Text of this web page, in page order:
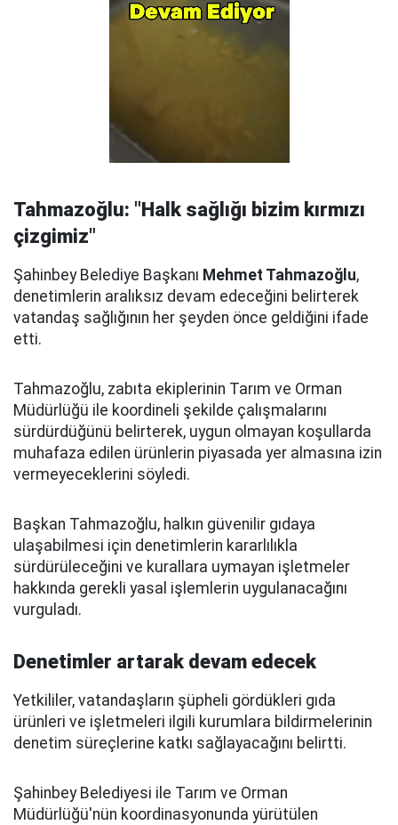
Tahmazoğlu: "Halk sağlığı bizim kırmızı
çizgimiz"
Şahinbey Belediye Başkanı Mehmet Tahmazoğlu,
denetimlerin aralıksız devam edeceğini belirterek
vatandaş sağlığının her şeyden önce geldiğini ifade
etti.
Tahmazoğlu, zabıta ekiplerinin Tarım ve Orman
Müdürlüğü ile koordineli şekilde çalışmalarını
sürdürdüğünü belirterek, uygun olmayan koşullarda
muhafaza edilen ürünlerin piyasada yer almasına izin
vermeyeceklerini söyledi.
Başkan Tahmazoğlu, halkın güvenilir gıdaya
ulaşabilmesi için denetimlerin kararlılıkla
sürdürüleceğini ve kurallara uymayan işletmeler
hakkında gerekli yasal işlemlerin uygulanacağını
vurguladı.
Denetimler artarak devam edecek
Yetkililer, vatandaşların şüpheli gördükleri gıda
ürünleri ve işletmeleri ilgili kurumlara bildirmelerinin
denetim süreçlerine katkı sağlayacağını belirtti.
Şahinbey Belediyesi ile Tarım ve Orman
Müdürlüğü'nün koordinasyonunda yürütülen